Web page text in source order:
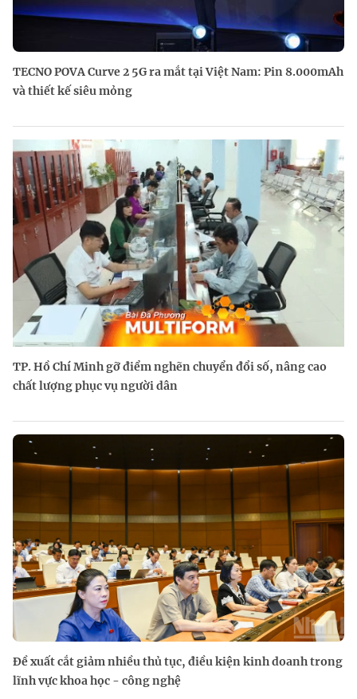
TECNO POVA Curve 2 5G ra mắt tại Việt Nam: Pin 8.000mAh
và thiết kế siêu mỏng
TP. Hồ Chí Minh gỡ điểm nghẽn chuyển đổi số, nâng cao
chất lượng phục vụ người dân
Đề xuất cắt giảm nhiều thủ tục, điều kiện kinh doanh trong
lĩnh vực khoa học - công nghệ